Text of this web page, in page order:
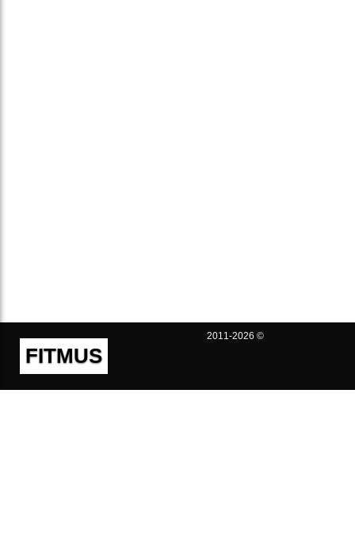
FITMUS
2011-2026 ©